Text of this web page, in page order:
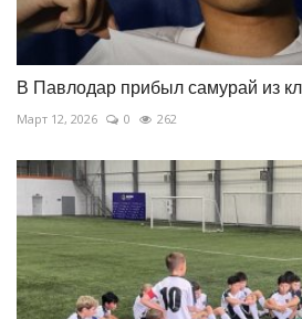
В Павлодар прибыл самурай из
Март 12, 2026 0 262